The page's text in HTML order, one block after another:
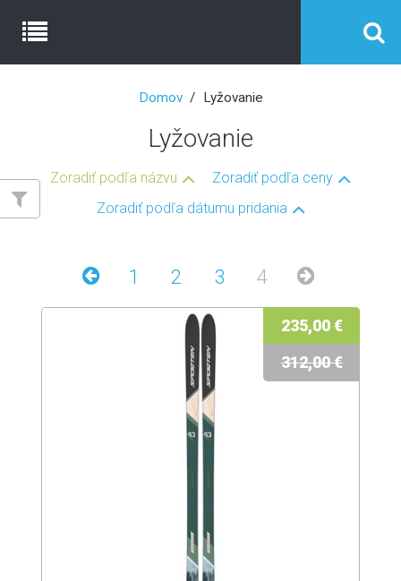
Domov Lyžovanie
Lyžovanie
Zoradiť podľa názvu
Zoradiť podľa ceny
Zoradiť podľa dátumu pridania
1 2 3 4
235,00 €
312,00 €